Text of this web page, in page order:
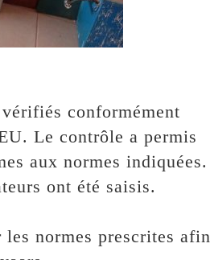
conformément
Le contrôle a permis
aux normes indiquées.
ont été saisis.
normes prescrites afin